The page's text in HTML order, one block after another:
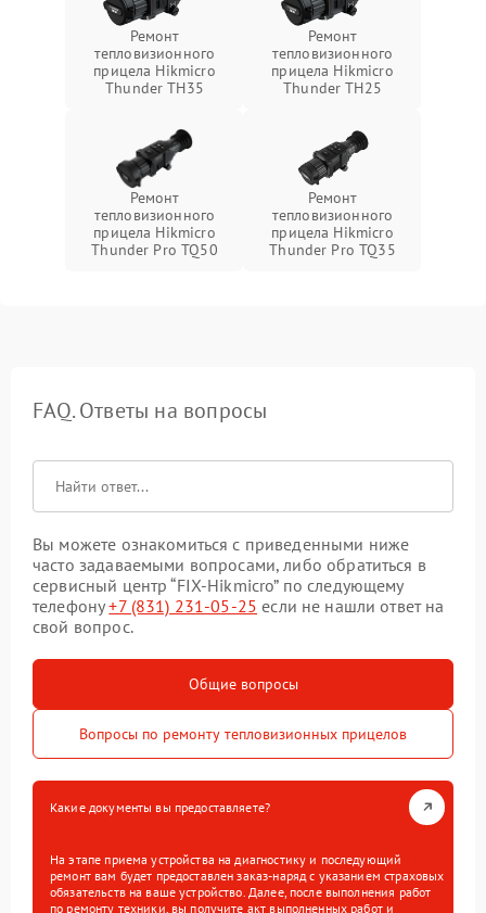
Ремонт
тепловизионного
прицела Hikmicro
Thunder TH35
Ремонт
тепловизионного
прицела Hikmicro
Thunder TH25
Ремонт
тепловизионного
прицела Hikmicro
Thunder Pro TQ50
Ремонт
тепловизионного
прицела Hikmicro
Thunder Pro TQ35
FAQ. Ответы на вопросы
Вы можете ознакомиться с приведенными ниже
часто задаваемыми вопросами, либо обратиться в
сервисный центр “FIX-Hikmicro” по следующему
телефону+7 (831) 231-05-25 если не нашли ответ на
свой вопрос.
Общие вопросы
Вопросы по ремонту тепловизионных прицелов
Какие документы вы предоставляете?
На этапе приема устройства на диагностику и последующий
ремонт вам будет предоставлен заказ-наряд с указанием страховых
обязательств на ваше устройство. Далее, после выполнения работ
по ремонту техники, вы получите акт выполненных работ и